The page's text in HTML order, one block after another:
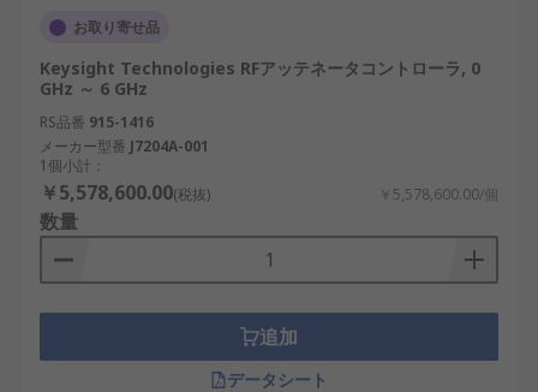
お取り寄せ品
Keysight Technologies RFアッテネータコントローラ, 0
GHz ～ 6 GHz
RS品番 915-1416
メーカー型番 J7204A-001
1個小計：
￥5,578,600.00(税抜) ￥5,578,600.00/個
数量
追加
データシート